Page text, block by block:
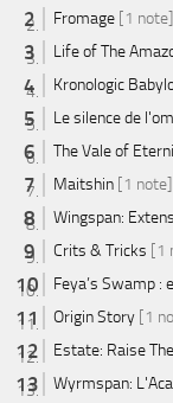
Fromage [1 note]
Life of The
Kronologic
Le silence de
The Vale of
Maitshin [1 note]
Wingspan:
Crits & Tricks [1
Feya’s Swamp
Origin Story [1
Estate: Raise
Wyrmspan: